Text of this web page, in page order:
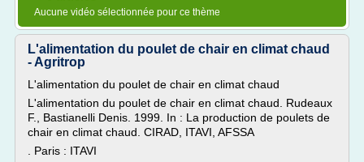
Aucune vidéo sélectionnée pour ce thème
L'alimentation du poulet de chair en climat chaud
- Agritrop
L'alimentation du poulet de chair en climat chaud
L'alimentation du poulet de chair en climat chaud. Rudeaux
F., Bastianelli Denis. 1999. In : La production de poulets de
chair en climat chaud. CIRAD, ITAVI, AFSSA
. Paris : ITAVI